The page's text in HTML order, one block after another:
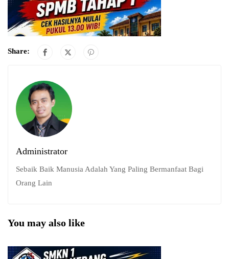
Share:
Administrator
Sebaik Baik Manusia Adalah Yang Paling Bermanfaat Bagi
Orang Lain
You may also like